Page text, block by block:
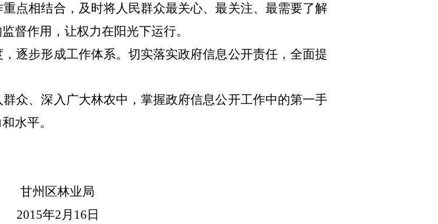
点相结合，及时将人民群众最关心、最关注、最需要了解
督作用，让权力在阳光下运行。
逐步形成工作体系。切实落实政府信息公开责任，全面提
众、深入广大林农中，掌握政府信息公开工作中的第一手
水平。
局
年2月16日